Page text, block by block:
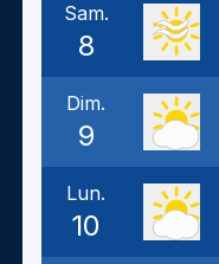
Sam.
8
Dim.
9
Lun.
10